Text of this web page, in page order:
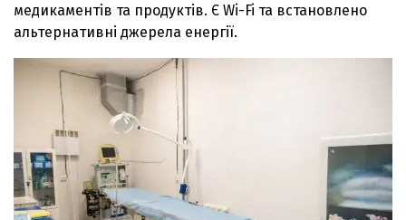
медикаментів та продуктів. Є Wi-Fi та встановлено
альтернативні джерела енергії.